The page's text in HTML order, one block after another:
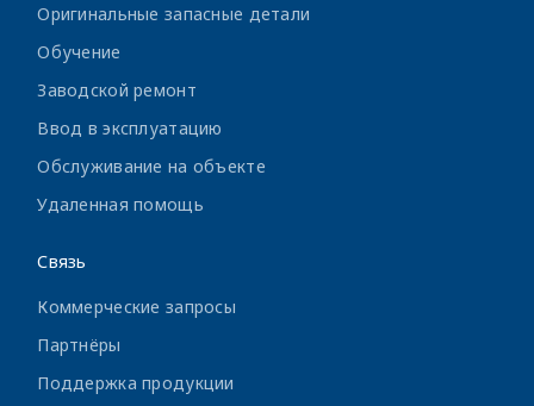
Оригинальные запасные детали
Обучение
Заводской ремонт
Ввод в эксплуатацию
Обслуживание на объекте
Удаленная помощь
Связь
Коммерческие запросы
Партнёры
Поддержка продукции